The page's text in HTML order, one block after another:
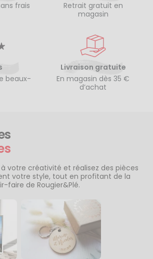
frais
Retrait gratuit en
magasin
beaux-
Livraison gratuite
En magasin dès 35 €
d’achat
à votre créativité et réalisez des pièces
votre style, tout en profitant de la
faire de Rougier&Plé.